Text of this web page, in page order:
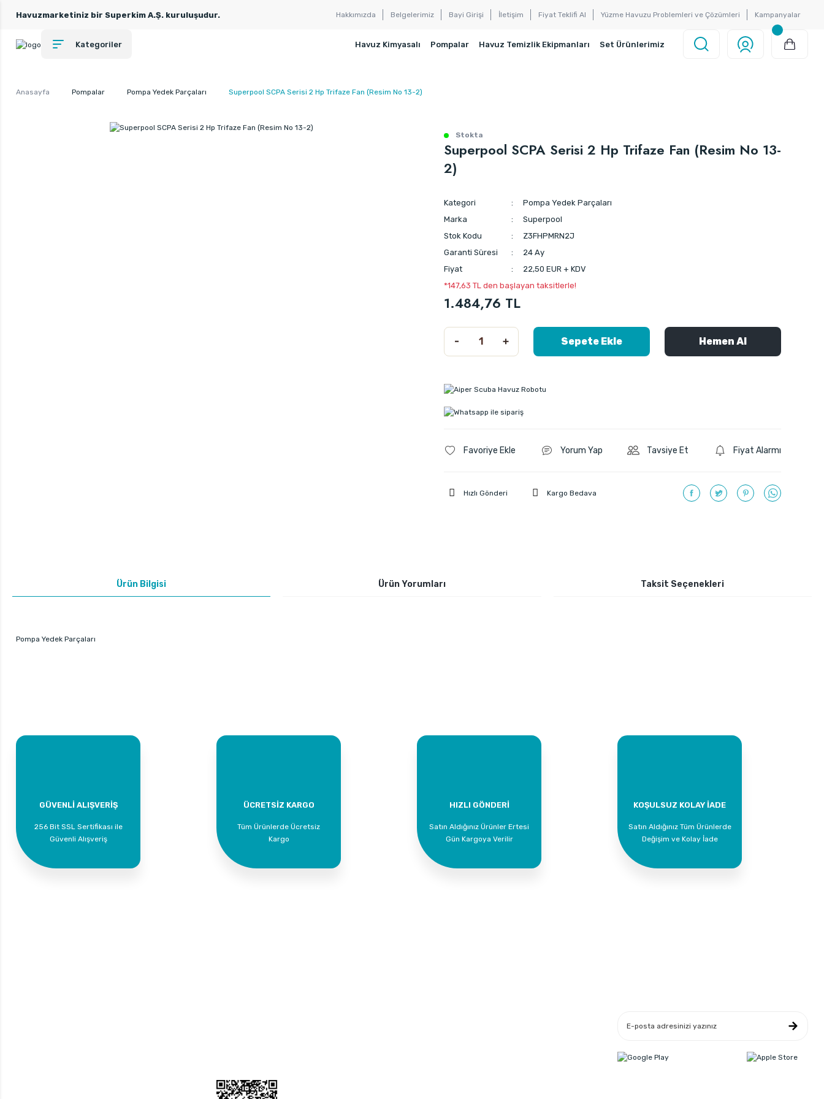
Havuzmarketiniz bir Superkim A.Ş. kuruluşudur. Hakkımızda Belgelerimiz Bayi Girişi İletişim Fiyat Teklifi Al Yüzme Havuzu Problemleri ve Çözümleri Kampanyalar
Kategoriler Havuz Kimyasalı Pompalar Havuz Temizlik Ekipmanları Set Ürünlerimiz
Anasayfa Pompalar Pompa Yedek Parçaları Superpool SCPA Serisi 2 Hp Trifaze Fan (Resim No 13-2)
Stokta
Superpool SCPA Serisi 2 Hp Trifaze Fan (Resim No 13-
2)
Kategori
Pompa Yedek Parçaları
Marka
Superpool
Stok Kodu
Z3FHPMRN2J
Garanti Süresi
24 Ay
Fiyat
22,50 EUR + KDV
*147,63 TL den başlayan taksitlerle!
1.484,76 TL
Sepete Ekle Hemen Al
Yorum Yap Tavsiye Et Fiyat Alarmı
Hızlı Gönderi Kargo Bedava
Ürün Bilgisi Ürün Yorumları Taksit Seçenekleri
Pompa Yedek Parçaları
GÜVENLİ ALIŞVERİŞ
256 Bit SSL Sertifikası ile
Güvenli Alışveriş
ÜCRETSİZ KARGO
Tüm Ürünlerde Ücretsiz
Kargo
HIZLI GÖNDERİ
Satın Aldığınız Ürünler Ertesi
Gün Kargoya Verilir
KOŞULSUZ KOLAY İADE
Satın Aldığınız Tüm Ürünlerde
Değişim ve Kolay İade